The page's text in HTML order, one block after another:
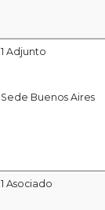
1 Adjunto
Sede Buenos Aires
1 Asociado